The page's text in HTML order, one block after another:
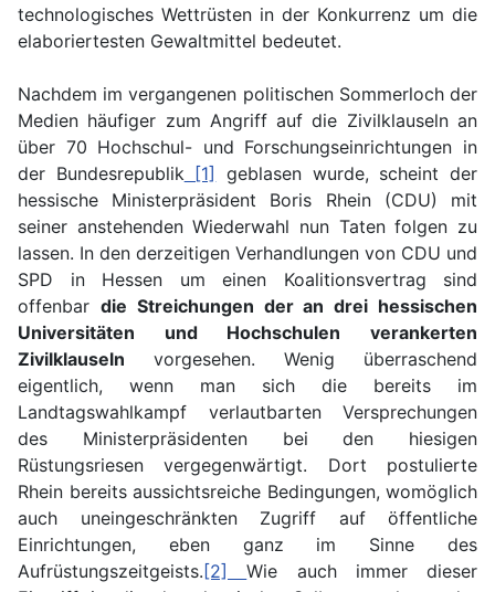
technologisches Wettrüsten in der Konkurrenz um die
elaboriertesten Gewaltmittel bedeutet.
Nachdem im vergangenen politischen Sommerloch der
Medien häufiger zum Angriff auf die Zivilklauseln an
über 70 Hochschul- und Forschungseinrichtungen in
der Bundesrepublik [1] geblasen wurde, scheint der
hessische Ministerpräsident Boris Rhein (CDU) mit
seiner anstehenden Wiederwahl nun Taten folgen zu
lassen. In den derzeitigen Verhandlungen von CDU und
SPD in Hessen um einen Koalitionsvertrag sind
offenbar die Streichungen der an drei hessischen
Universitäten und Hochschulen verankerten
Zivilklauseln vorgesehen. Wenig überraschend
eigentlich, wenn man sich die bereits im
Landtagswahlkampf verlautbarten Versprechungen
des Ministerpräsidenten bei den hiesigen
Rüstungsriesen vergegenwärtigt. Dort postulierte
Rhein bereits aussichtsreiche Bedingungen, womöglich
auch uneingeschränkten Zugriff auf öffentliche
Einrichtungen, eben ganz im Sinne des
Aufrüstungszeitgeists.[2]Wie auch immer dieser